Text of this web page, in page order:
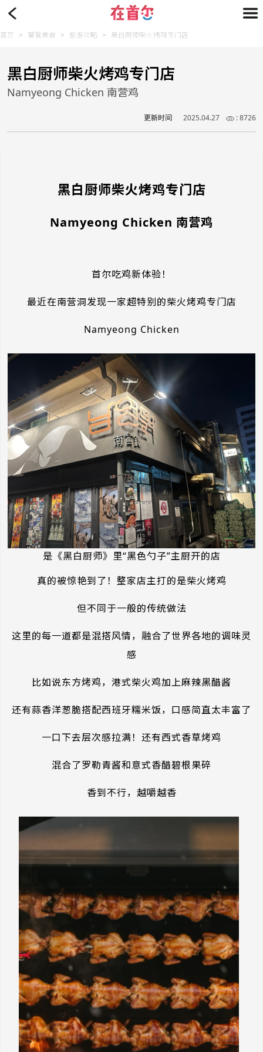
首页 > 饕餮美食 > 旅游攻略 > 黑白厨师柴火烤鸡专门店
黑白厨师柴火烤鸡专门店
Namyeong Chicken 南营鸡
更新时间 2025.04.27 : 8726
黑白厨师柴火烤鸡专门店
Namyeong Chicken 南营鸡
首尔吃鸡新体验！
最近在南营洞发现一家超特别的柴火烤鸡专门店
Namyeong Chicken
是《黑白厨师》里“黑色勺子”主厨开的店
真的被惊艳到了！整家店主打的是柴火烤鸡
但不同于一般的传统做法
这里的每一道都是混搭风情，融合了世界各地的调味灵
感
比如说东方烤鸡，港式柴火鸡加上麻辣黑醋酱
还有蒜香洋葱脆搭配西班牙糯米饭，口感简直太丰富了
一口下去层次感拉满！还有西式香草烤鸡
混合了罗勒青酱和意式香醋碧根果碎
香到不行，越嚼越香